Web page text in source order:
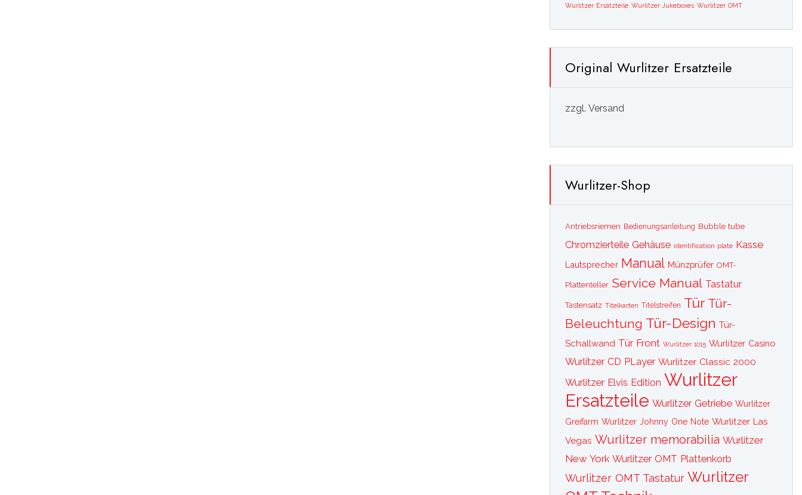
Wurlitzer Ersatzteile Wurlitzer Jukeboxes Wurlitzer OMT
Original Wurlitzer Ersatzteile
zzgl. Versand
Wurlitzer-Shop
Antriebsriemen Bedienungsanleitung Bubble tube
Chromzierteile Gehäuse identification plate Kasse
Lautsprecher Manual Münzprüfer OMT-
Plattenteller Service Manual Tastatur
Tastensatz Titelkarten Titelstreifen Tür Tür-
Beleuchtung Tür-Design Tür-
Schallwand Tür Front Wurlitzer 1015 Wurlitzer Casino
Wurlitzer CD PLayer Wurlitzer Classic 2000
Wurlitzer Elvis Edition Wurlitzer
Ersatzteile Wurlitzer Getriebe Wurlitzer
Greifarm Wurlitzer Johnny One Note Wurlitzer Las
Vegas Wurlitzer memorabilia Wurlitzer
New York Wurlitzer OMT Plattenkorb
Wurlitzer OMT Tastatur Wurlitzer